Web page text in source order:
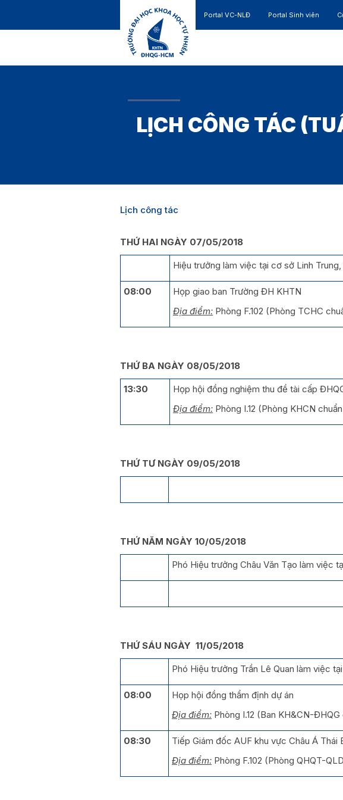
Portal VC-NLĐ Portal Sinh viên
LỊCH CÔNG TÁC
Lịch công tác
THỨ HAI NGÀY 07/05/2018
Hiệu trưởng làm việc tại cơ sở Linh
08:00
Họp giao ban Trường ĐH KHTN
Địa điểm: Phòng F.102 (Phòng TCHC
THỨ BA NGÀY 08/05/2018
13:30
Họp hội đồng nghiệm thu đề tài cấp
Địa điểm: Phòng I.12 (Phòng KHCN
THỨ TƯ NGÀY 09/05/2018
THỨ NĂM NGÀY 10/05/2018
Phó Hiệu trưởng Châu Văn Tạo làm việc
THỨ SÁU NGÀY 11/05/2018
Phó Hiệu trưởng Trần Lê Quan làm việc
08:00
Họp hội đồng thẩm định dự án
Địa điểm: Phòng I.12 (Ban KH&CN-ĐHQG
08:30
Tiếp Giám đốc AUF khu vực Châu Á Thái
Địa điểm: Phòng F.102 (Phòng QHQT-